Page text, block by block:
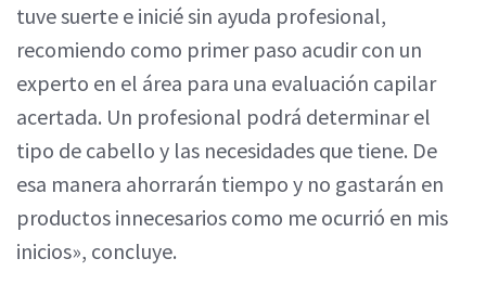
tuve suerte e inicié sin ayuda profesional,
recomiendo como primer paso acudir con un
experto en el área para una evaluación capilar
acertada. Un profesional podrá determinar el
tipo de cabello y las necesidades que tiene. De
esa manera ahorrarán tiempo y no gastarán en
productos innecesarios como me ocurrió en mis
inicios», concluye.